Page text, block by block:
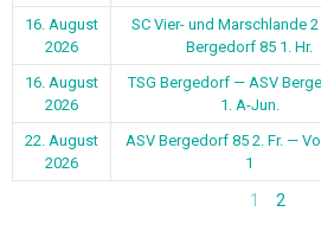
16. August
2026
SC Vier- und Marschlande
Bergedorf 85 1. Hr.
16. August
2026
TSG Bergedorf — ASV
1. A-Jun.
22. August
2026
ASV Bergedorf 85 2. Fr. —
1
1 2